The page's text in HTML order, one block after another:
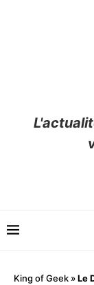
King of Geek »Le